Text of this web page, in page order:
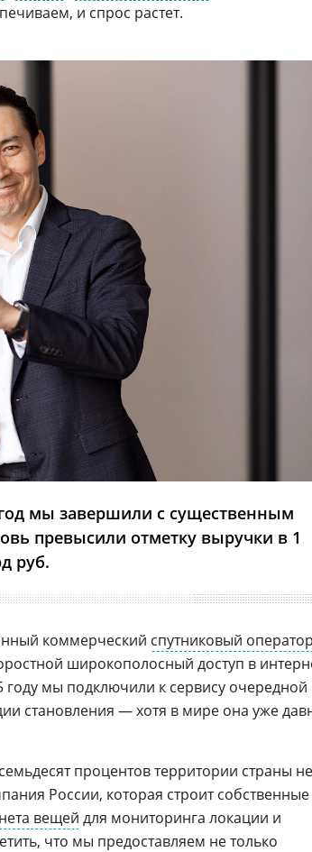
и спрос растет.
мы завершили с существенным
превысили отметку выручки в 1
руб.
коммерческий спутниковый
широкополосный доступ в
году мы подключили к сервису очередной
становления — хотя в мире она уже
процентов территории страны не
России, которая строит собственные
вещей для мониторинга локации и
что мы предоставляем не только